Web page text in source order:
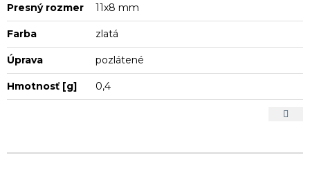
Presný rozmer 11x8 mm
Farba zlatá
Úprava pozlátené
Hmotnosť [g] 0,4